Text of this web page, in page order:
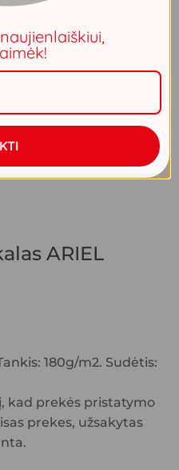
ARIEL
180g/m2. Sudėtis:
kad prekės pristatymo
prekes, užsakytas